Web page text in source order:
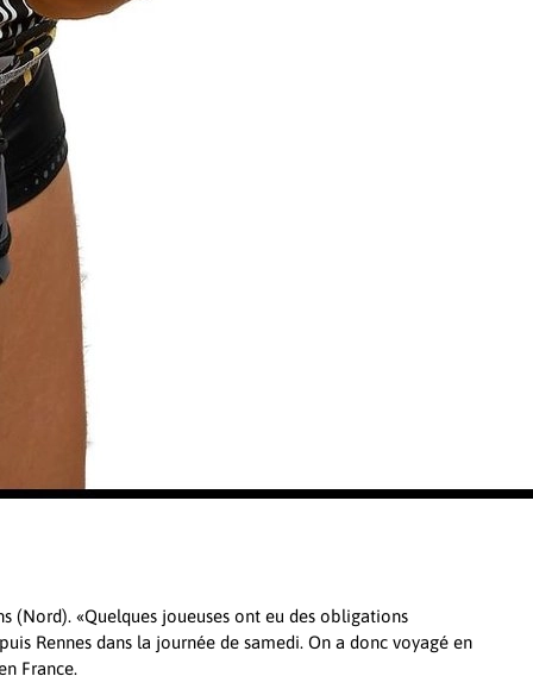
(Nord). «Quelques joueuses ont eu des obligations
Rennes dans la journée de samedi. On a donc voyagé en
France.